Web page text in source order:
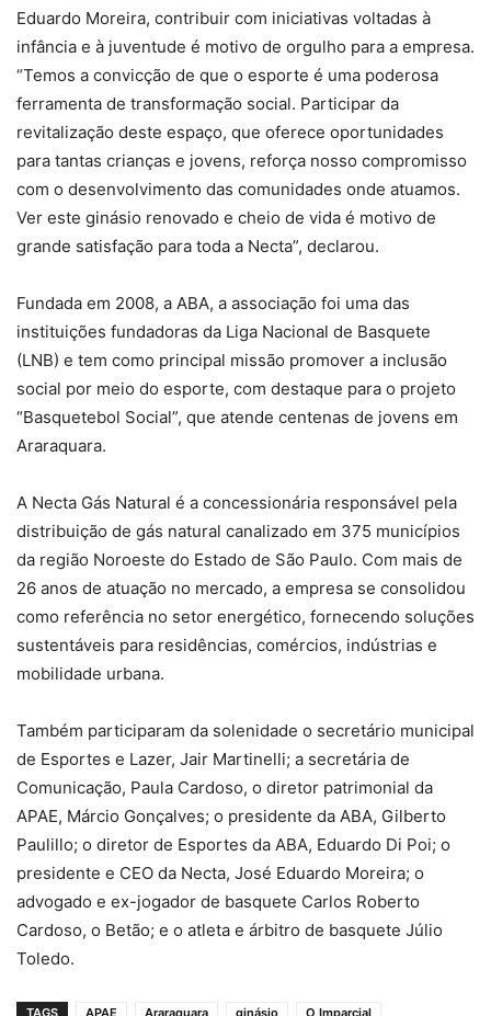
Eduardo Moreira, contribuir com iniciativas voltadas à
infância e à juventude é motivo de orgulho para a empresa.
“Temos a convicção de que o esporte é uma poderosa
ferramenta de transformação social. Participar da
revitalização deste espaço, que oferece oportunidades
para tantas crianças e jovens, reforça nosso compromisso
com o desenvolvimento das comunidades onde atuamos.
Ver este ginásio renovado e cheio de vida é motivo de
grande satisfação para toda a Necta”, declarou.
Fundada em 2008, a ABA, a associação foi uma das
instituições fundadoras da Liga Nacional de Basquete
(LNB) e tem como principal missão promover a inclusão
social por meio do esporte, com destaque para o projeto
“Basquetebol Social”, que atende centenas de jovens em
Araraquara.
A Necta Gás Natural é a concessionária responsável pela
distribuição de gás natural canalizado em 375 municípios
da região Noroeste do Estado de São Paulo. Com mais de
26 anos de atuação no mercado, a empresa se consolidou
como referência no setor energético, fornecendo soluções
sustentáveis para residências, comércios, indústrias e
mobilidade urbana.
Também participaram da solenidade o secretário municipal
de Esportes e Lazer, Jair Martinelli; a secretária de
Comunicação, Paula Cardoso, o diretor patrimonial da
APAE, Márcio Gonçalves; o presidente da ABA, Gilberto
Paulillo; o diretor de Esportes da ABA, Eduardo Di Poi; o
presidente e CEO da Necta, José Eduardo Moreira; o
advogado e ex-jogador de basquete Carlos Roberto
Cardoso, o Betão; e o atleta e árbitro de basquete Júlio
Toledo.
TAGS APAE Araraquara ginásio O Imparcial